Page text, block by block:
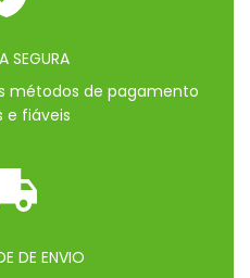
SEGURA
métodos de pagamento
e fiáveis
DE ENVIO